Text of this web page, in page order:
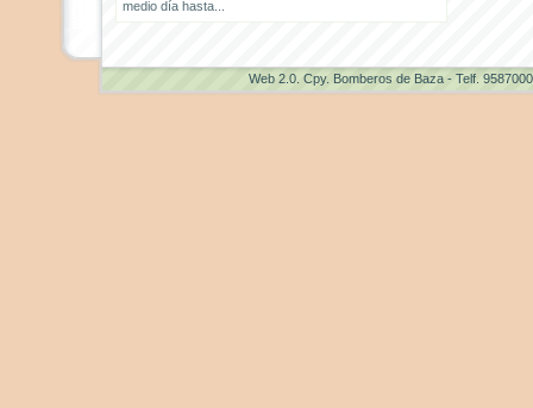
medio día hasta...
Web 2.0 . Cpy. Bomberos de Baza - Telf.